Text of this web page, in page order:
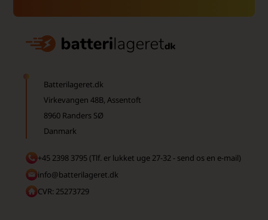
Batterilageret.dk
Virkevangen 48B, Assentoft
8960 Randers SØ
Danmark
+45 2398 3795 (Tlf. er lukket uge 27-32 - send os en e-mail)
info@batterilageret.dk
CVR: 25273729